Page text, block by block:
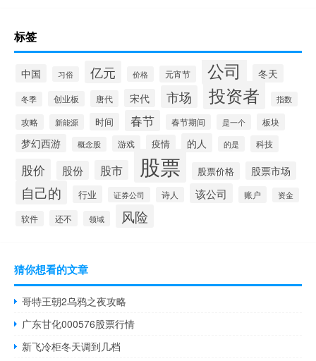
标签
中国 习俗 亿元 价格 元宵节 公司 冬天
冬季 创业板 唐代 宋代 市场 投资者 指数
攻略 新能源 时间 春节 春节期间 是一个 板块
梦幻西游 概念股 游戏 疫情 的人 的是 科技
股价 股份 股市 股票 股票价格 股票市场
自己的 行业 证券公司 诗人 该公司 账户 资金
软件 还不 领域 风险
猜你想看的文章
哥特王朝2乌鸦之夜攻略
广东甘化000576股票行情
新飞冷柜冬天调到几档